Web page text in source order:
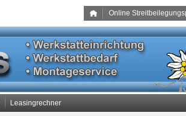
Online
Leasingrechner